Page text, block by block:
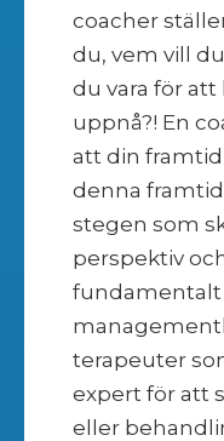
coacher
du, vem vill
du vara för att
uppnå?! En
att din framtid
denna
stegen som
perspektiv
fundamentalt
terapeuter
expert för att
eller